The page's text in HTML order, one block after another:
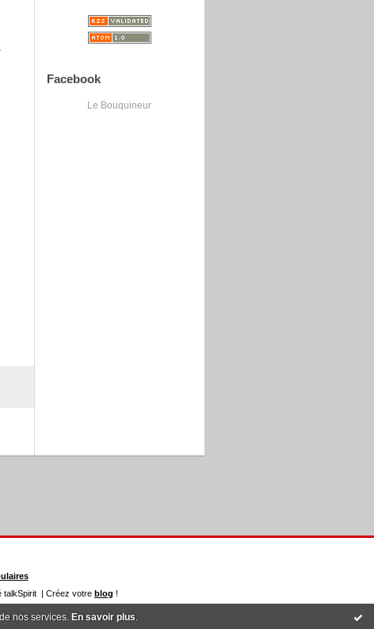
nos services. En savoir plus
Facebook
Le Bouquineur
talkSpirit | Créez votre blog !